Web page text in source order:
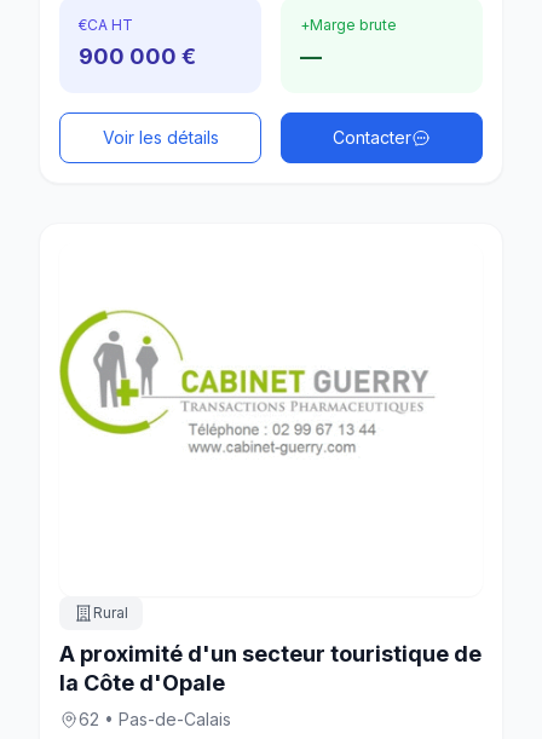
€CA HT
900 000 €
+Marge brute
—
Voir les détails Contacter
Rural
A proximité d'un secteur touristique de
la Côte d'Opale
62 • Pas-de-Calais